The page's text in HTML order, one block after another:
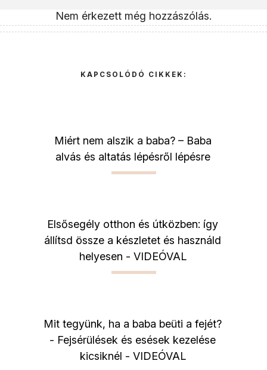
Nem érkezett még hozzászólás.
KAPCSOLÓDÓ CIKKEK:
Miért nem alszik a baba? – Baba
alvás és altatás lépésről lépésre
Elsősegély otthon és útközben: így
állítsd össze a készletet és használd
helyesen - VIDEÓVAL
Mit tegyünk, ha a baba beüti a fejét?
- Fejsérülések és esések kezelése
kicsiknél - VIDEÓVAL